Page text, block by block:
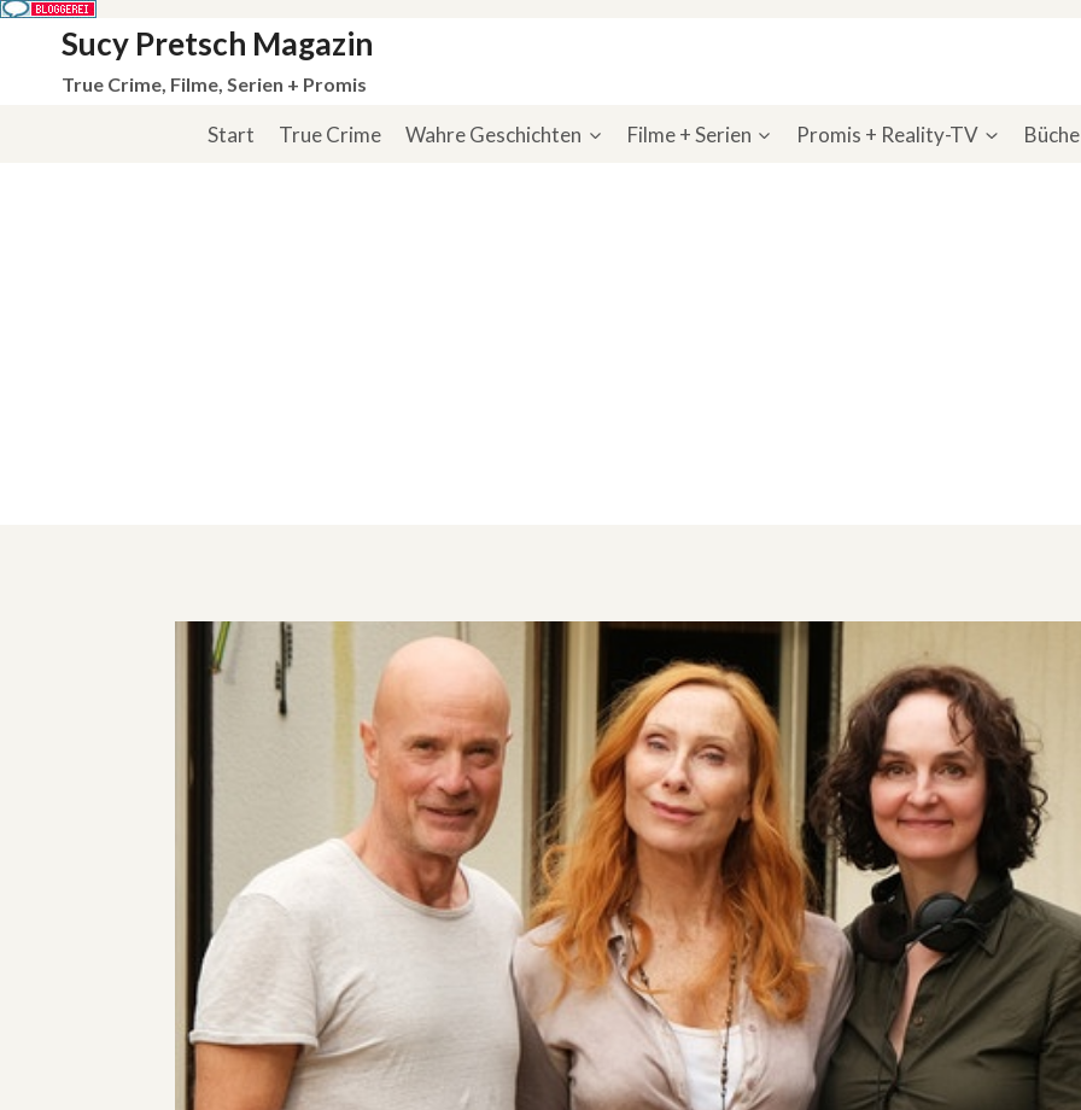
springen
Sucy Pretsch Magazin
True Crime, Filme, Serien + Promis
Start True Crime Wahre Geschichten Filme + Serien Promis + Reality-TV